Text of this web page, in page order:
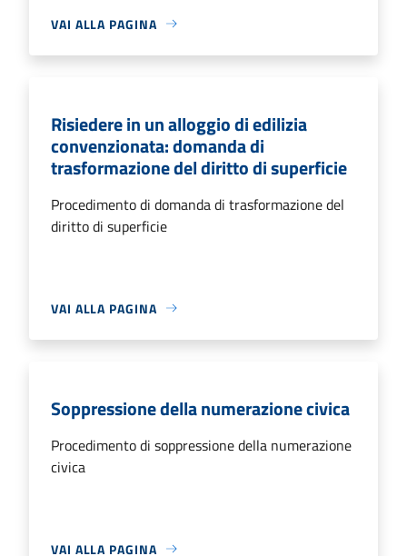
VAI ALLA PAGINA
Risiedere in un alloggio di edilizia
convenzionata: domanda di
trasformazione del diritto di superficie
Procedimento di domanda di trasformazione del
diritto di superficie
VAI ALLA PAGINA
Soppressione della numerazione civica
Procedimento di soppressione della numerazione
civica
VAI ALLA PAGINA